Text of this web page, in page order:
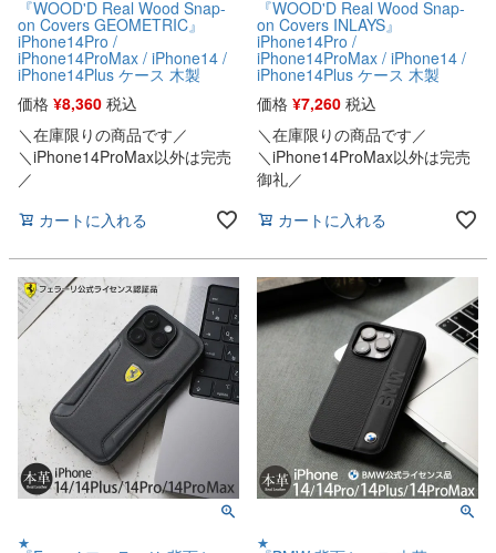
『WOOD'D Real Wood Snap-
on Covers GEOMETRIC』
iPhone14Pro /
iPhone14ProMax / iPhone14 /
iPhone14Plus ケース 木製
価格 ¥8,360 税込
＼在庫限りの商品です／
＼iPhone14ProMax以外は完売
／
カートに入れる
『WOOD'D Real Wood Snap-
on Covers INLAYS』
iPhone14Pro /
iPhone14ProMax / iPhone14 /
iPhone14Plus ケース 木製
価格 ¥7,260 税込
＼在庫限りの商品です／
＼iPhone14ProMax以外は完売
御礼／
カートに入れる
★ ★